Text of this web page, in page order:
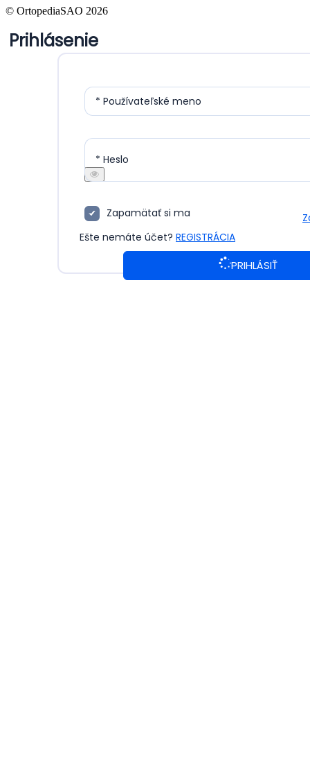
© OrtopediaSAO 2026
Prihlásenie
* Používateľské meno
* Heslo
Zapamätať si ma
PRIHLÁSIŤ
Ešte nemáte účet? REGISTRÁCIA